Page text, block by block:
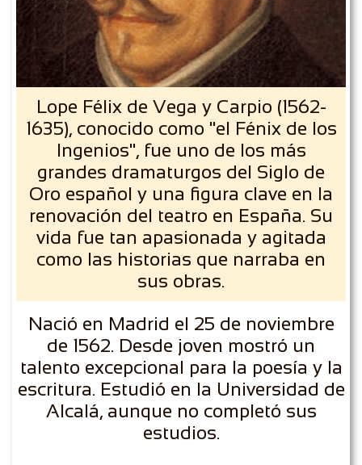
Lope Félix de Vega y Carpio (1562-
1635), conocido como "el Fénix de los
Ingenios", fue uno de los más
grandes dramaturgos del Siglo de
Oro español y una figura clave en la
renovación del teatro en España. Su
vida fue tan apasionada y agitada
como las historias que narraba en
sus obras.
Nació en Madrid el 25 de noviembre
de 1562. Desde joven mostró un
talento excepcional para la poesía y la
escritura. Estudió en la Universidad de
Alcalá, aunque no completó sus
estudios.